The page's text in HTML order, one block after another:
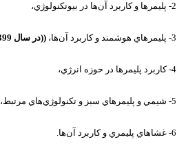
2- پليمرها و كاربرد آن‌ها در بيوتكنولوژي،
3- پليمرهاي هوشمند و كاربرد آن‌ها، ((در سال 1399 اين كتاب انتشار يافت.))
4- كاربرد پليمرها در حوزه انرژي،
5- شيمي و پليمرهاي سبز و تكنولوژي‌هاي مرتبط،
6- غشاهاي پليمري و كاربرد آن‌ها.